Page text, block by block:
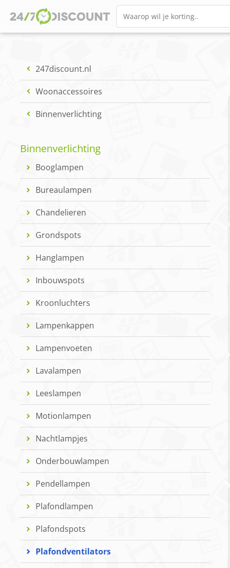
247discount.nl
Woonaccessoires
Binnenverlichting
Binnenverlichting
Booglampen
Bureaulampen
Chandelieren
Grondspots
Hanglampen
Inbouwspots
Kroonluchters
Lampenkappen
Lampenvoeten
Lavalampen
Leeslampen
Motionlampen
Nachtlampjes
Onderbouwlampen
Pendellampen
Plafondlampen
Plafondspots
Plafondventilators